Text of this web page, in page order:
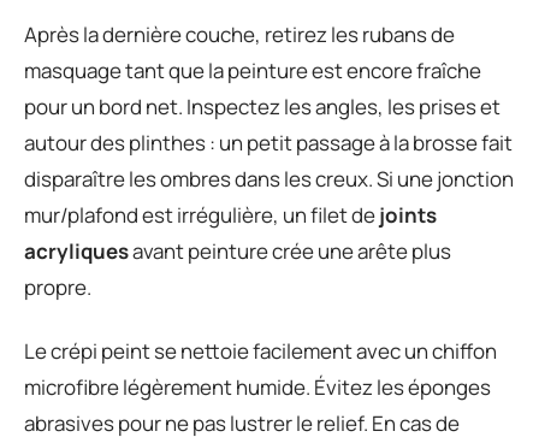
Après la dernière couche, retirez les rubans de
masquage tant que la peinture est encore fraîche
pour un bord net. Inspectez les angles, les prises et
autour des plinthes : un petit passage à la brosse fait
disparaître les ombres dans les creux. Si une jonction
mur/plafond est irrégulière, un filet dejoints
acryliquesavant peinture crée une arête plus
propre.
Le crépi peint se nettoie facilement avec un chiffon
microfibre légèrement humide. Évitez les éponges
abrasives pour ne pas lustrer le relief. En cas de